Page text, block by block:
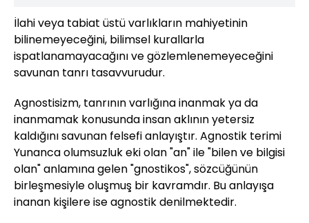
İlahi veya tabiat üstü varlıkların mahiyetinin
bilinemeyeceğini, bilimsel kurallarla
ispatlanamayacağını ve gözlemlenemeyeceğini
savunan tanrı tasavvurudur.
Agnostisizm, tanrının varlığına inanmak ya da
inanmamak konusunda insan aklının yetersiz
kaldığını savunan felsefi anlayıştır. Agnostik terimi
Yunanca olumsuzluk eki olan "an" ile "bilen ve bilgisi
olan" anlamına gelen "gnostikos", sözcüğünün
birleşmesiyle oluşmuş bir kavramdır. Bu anlayışa
inanan kişilere ise agnostik denilmektedir.